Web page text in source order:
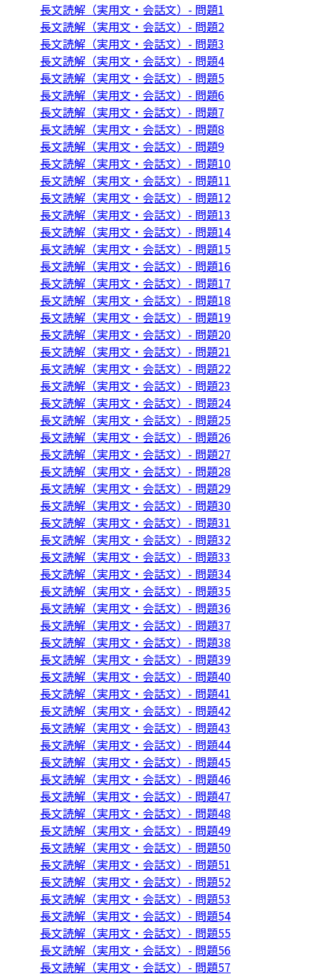
長文読解（実用文・会話文）- 問題1
長文読解（実用文・会話文）- 問題2
長文読解（実用文・会話文）- 問題3
長文読解（実用文・会話文）- 問題4
長文読解（実用文・会話文）- 問題5
長文読解（実用文・会話文）- 問題6
長文読解（実用文・会話文）- 問題7
長文読解（実用文・会話文）- 問題8
長文読解（実用文・会話文）- 問題9
長文読解（実用文・会話文）- 問題10
長文読解（実用文・会話文）- 問題11
長文読解（実用文・会話文）- 問題12
長文読解（実用文・会話文）- 問題13
長文読解（実用文・会話文）- 問題14
長文読解（実用文・会話文）- 問題15
長文読解（実用文・会話文）- 問題16
長文読解（実用文・会話文）- 問題17
長文読解（実用文・会話文）- 問題18
長文読解（実用文・会話文）- 問題19
長文読解（実用文・会話文）- 問題20
長文読解（実用文・会話文）- 問題21
長文読解（実用文・会話文）- 問題22
長文読解（実用文・会話文）- 問題23
長文読解（実用文・会話文）- 問題24
長文読解（実用文・会話文）- 問題25
長文読解（実用文・会話文）- 問題26
長文読解（実用文・会話文）- 問題27
長文読解（実用文・会話文）- 問題28
長文読解（実用文・会話文）- 問題29
長文読解（実用文・会話文）- 問題30
長文読解（実用文・会話文）- 問題31
長文読解（実用文・会話文）- 問題32
長文読解（実用文・会話文）- 問題33
長文読解（実用文・会話文）- 問題34
長文読解（実用文・会話文）- 問題35
長文読解（実用文・会話文）- 問題36
長文読解（実用文・会話文）- 問題37
長文読解（実用文・会話文）- 問題38
長文読解（実用文・会話文）- 問題39
長文読解（実用文・会話文）- 問題40
長文読解（実用文・会話文）- 問題41
長文読解（実用文・会話文）- 問題42
長文読解（実用文・会話文）- 問題43
長文読解（実用文・会話文）- 問題44
長文読解（実用文・会話文）- 問題45
長文読解（実用文・会話文）- 問題46
長文読解（実用文・会話文）- 問題47
長文読解（実用文・会話文）- 問題48
長文読解（実用文・会話文）- 問題49
長文読解（実用文・会話文）- 問題50
長文読解（実用文・会話文）- 問題51
長文読解（実用文・会話文）- 問題52
長文読解（実用文・会話文）- 問題53
長文読解（実用文・会話文）- 問題54
長文読解（実用文・会話文）- 問題55
長文読解（実用文・会話文）- 問題56
長文読解（実用文・会話文）- 問題57